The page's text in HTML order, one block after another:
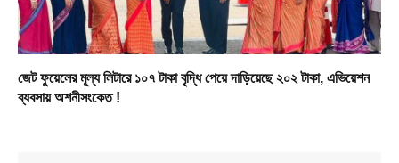
জেট ফুয়েলের মূল্য লিটারে ১০৭ টাকা বৃদ্ধি পেয়ে দাড়িয়েছে ২০২ টাকা, এভিয়েশন
ব্যবসায় অশনীসংকেত !